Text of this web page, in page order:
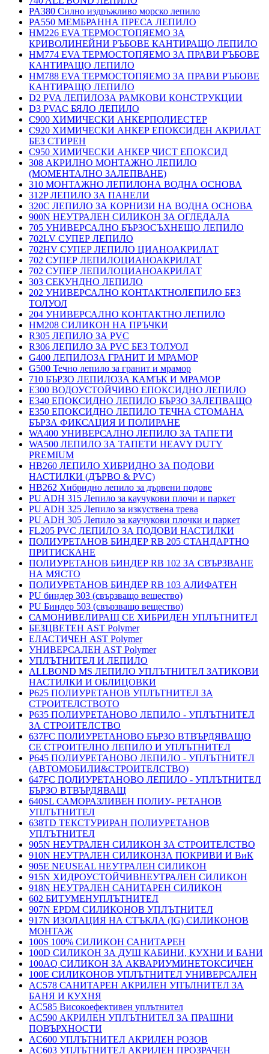
PA380 Силно издръжливо морско лепило
PA550 МЕМБРАННА ПРЕСА ЛЕПИЛО
HM226 EVA ТЕРМОСТОПЯЕМО ЗА
КРИВОЛИНЕЙНИ РЪБОВЕ КАНТИРАЩО ЛЕПИЛО
HM774 EVA ТЕРМОСТОПЯЕМО ЗА ПРАВИ РЪБОВЕ
КАНТИРАЩО ЛЕПИЛО
HM788 EVA ТЕРМОСТОПЯЕМО ЗА ПРАВИ РЪБОВЕ
КАНТИРАЩО ЛЕПИЛО
D2 PVA ЛЕПИЛОЗА РАМКОВИ КОНСТРУКЦИИ
D3 PVAC БЯЛО ЛЕПИЛО
C900 ХИМИЧЕСКИ АНКЕРПОЛИЕСТЕP
C920 ХИМИЧЕСКИ АНКЕР ЕПОКСИДЕН АКРИЛАТ
БЕЗ СТИРЕН
C950 ХИМИЧЕСКИ АНКЕР ЧИСТ ЕПОКСИД
308 АКРИЛНО МОНТАЖНО ЛЕПИЛО
(МОМЕНТАЛНО ЗАЛЕПВАНЕ)
310 МОНТАЖНО ЛЕПИЛОНА ВОДНА ОСНОВА
312P ЛЕПИЛО ЗА ПАНЕЛИ
320C ЛЕПИЛО ЗА КОРНИЗИ НА ВОДНА ОСНОВА
900N НЕУТРАЛЕН СИЛИКОН ЗА ОГЛЕДАЛА
705 УНИВЕРСАЛНО БЪРЗОСЪХНЕЩО ЛЕПИЛО
702LV СУПЕР ЛЕПИЛО
702HV СУПЕР ЛЕПИЛО ЦИАНОАКРИЛАТ
702 СУПЕР ЛЕПИЛОЦИАНОАКРИЛАТ
702 СУПЕР ЛЕПИЛОЦИАНОАКРИЛАТ
303 СЕКУНДНО ЛЕПИЛО
202 УНИВЕРСАЛНО КОНТАКТНОЛЕПИЛО БЕЗ
ТОЛУОЛ
204 УНИВЕРСАЛНО КОНТАКТНО ЛЕПИЛО
HM208 СИЛИКОН НА ПРЪЧКИ
R305 ЛЕПИЛО ЗА PVC
R306 ЛЕПИЛО ЗА PVC БЕЗ ТОЛУОЛ
G400 ЛЕПИЛОЗА ГРАНИТ И МРАМОP
G500 Течно лепило за гранит и мрамор
710 БЪРЗО ЛЕПИЛОЗА КАМЪК И МРАМОP
E300 ВОДОУСТОЙЧИВО ЕПОКСИДНО ЛЕПИЛО
E340 ЕПОКСИДНО ЛЕПИЛО БЪРЗО ЗАЛЕПВАЩО
E350 ЕПОКСИДНО ЛЕПИЛО ТЕЧНА СТОМАНА
БЪРЗА ФИКСАЦИЯ И ПОЛИРАНЕ
WA400 УНИВЕРСАЛНО ЛЕПИЛО ЗА ТАПЕТИ
WA500 ЛЕПИЛО ЗА ТАПЕТИ HEAVY DUTY
PREMIUM
HB260 ЛЕПИЛО ХИБРИДНО ЗА ПОДОВИ
НАСТИЛКИ (ДЪРВО & PVC)
HB262 Хибридно лепило за дървени подове
PU ADH 315 Лепило за каучукови плочи и паркет
PU ADH 325 Лепило за изкуствена трева
PU ADH 305 Лепило за каучукови плочки и паркет
FL205 PVC ЛЕПИЛО ЗА ПОДОВИ НАСТИЛКИ
ПОЛИУРЕТАНОВ БИНДЕР RB 205 СТАНДАРТНО
ПРИТИСКАНЕ
ПОЛИУРЕТАНОВ БИНДЕР RB 102 ЗА СВЪРЗВАНЕ
НА МЯСТО
ПОЛИУРЕТАНОВ БИНДЕР RB 103 АЛИФАТЕН
PU биндер 303 (свързващо вещество)
PU Биндер 503 (свързващо вещество)
САМОНИВЕЛИРАЩ СЕ ХИБРИДЕН УПЛЪТНИТЕЛ
БЕЗЦВЕТЕН AST Polymer
ЕЛАСТИЧЕН AST Polymer
УНИВЕРСАЛЕН AST Polymer
УПЛЪТНИТЕЛ И ЛЕПИЛО
ALLBOND MS ЛЕПИЛО УПЛЪТНИТЕЛ ЗАТИКОВИ
НАСТИЛКИ И ОБЛИЦОВКИ
P625 ПОЛИУРЕТАНОВ УПЛЪТНИТЕЛ ЗА
СТРОИТЕЛСТВОТО
P635 ПОЛИУРЕТАНОВО ЛЕПИЛО - УПЛЪТНИТЕЛ
ЗА СТРОИТЕЛСТВО
637FC ПОЛИУРЕТАНОВО БЪРЗО ВТВЪРДЯВАЩО
СЕ СТРОИТЕЛНО ЛЕПИЛО И УПЛЪТНИТЕЛ
P645 ПОЛИУРЕТАНОВО ЛЕПИЛО - УПЛЪТНИТЕЛ
(АВТОМОБИЛИ&СТРОИТЕЛСТВО)
647FC ПОЛИУРЕТАНОВО ЛЕПИЛО - УПЛЪТНИТЕЛ
БЪРЗО ВТВЪРДЯВАЩ
640SL САМОРАЗЛИВЕН ПОЛИУ- РЕТАНОВ
УПЛЪТНИТЕЛ
638TD ТЕКСТУРИРАН ПОЛИУРЕТАНОВ
УПЛЪТНИТЕЛ
905N НЕУТРАЛЕН СИЛИКОН ЗА СТРОИТЕЛСТВО
910N НЕУТРАЛЕН СИЛИКОНЗА ПОКРИВИ И ВиК
905E NEUSEAL НЕУТРАЛЕН СИЛИКОН
915N ХИДРОУСТОЙЧИВНЕУТРАЛЕН СИЛИКОН
918N НЕУТРАЛЕН САНИТАРЕН СИЛИКОН
602 БИТУМЕНУПЛЪТНИТЕЛ
907N EPDM СИЛИКОНОВ УПЛЪТНИТЕЛ
917N ИЗОЛАЦИЯ НА СТЪКЛА (IG) СИЛИКОНОВ
МОНТАЖ
100S 100% СИЛИКОН САНИТАРЕН
100D СИЛИКОН ЗА ДУШ КАБИНИ, КУХНИ И БАНИ
100AQ СИЛИКОН ЗА АКВАРИУМИНЕТОКСИЧЕН
100E СИЛИКОНОВ УПЛЪТНИТЕЛ УНИВЕРСАЛЕН
AC578 САНИТАРЕН АКРИЛЕН УПЪЛНИТЕЛ ЗА
БАНЯ И КУХНЯ
AC585 Високоефективен уплътнител
AC590 АКРИЛЕН УПЛЪТНИТЕЛ ЗА ПРАШНИ
ПОВЪРХНОСТИ
AC600 УПЛЪТНИТЕЛ АКРИЛЕН РОЗОВ
AC603 УПЛЪТНИТЕЛ АКРИЛЕН ПРОЗРАЧЕН